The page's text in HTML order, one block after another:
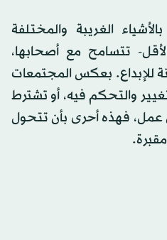
الغريبة والمختلفة
تتسامح مع أصحابها،
للإبداع. بعكس المجتمعات
والتحكم فيه، أو تشترط
فهذه أحرى بأن تتحول